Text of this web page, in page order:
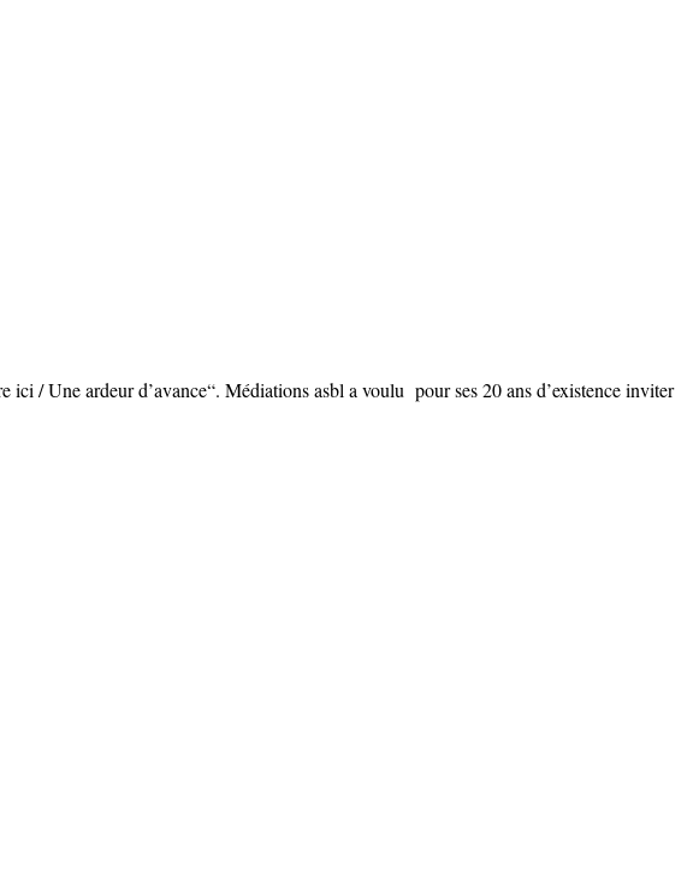
/ Une ardeur d’avance“. Médiations asbl a voulu pour ses 20 ans d’existence inviter